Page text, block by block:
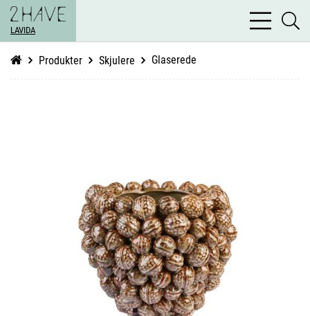
LAVIDA
bars
light
Produkter Skjulere Glaserede